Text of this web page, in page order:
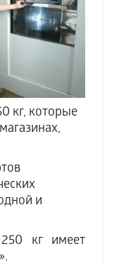
кг, которые
и
кг имеет